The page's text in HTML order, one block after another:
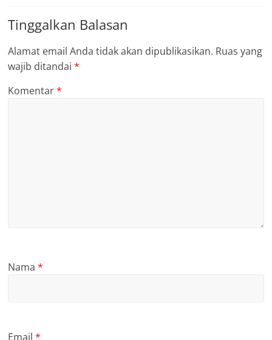
Tinggalkan Balasan
Alamat email Anda tidak akan dipublikasikan. Ruas yang
wajib ditandai*
Komentar*
Nama*
Email*